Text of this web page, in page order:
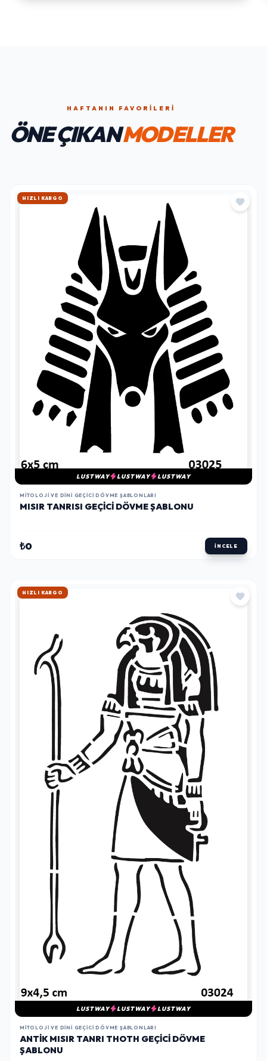
HAFTANIN FAVORILERI
ÖNE ÇIKANMODELLER
HIZLI KARGO
LUSTWAY LUSTWAY LUSTWAY
MITOLOJI VE DINI GEÇICI DÖVME ŞABLONLARI
MISIR TANRISI GEÇICI DÖVME ŞABLONU
₺0 İNCELE
HIZLI KARGO
LUSTWAY LUSTWAY LUSTWAY
MITOLOJI VE DINI GEÇICI DÖVME ŞABLONLARI
ANTIK MISIR TANRI THOTH GEÇICI DÖVME
ŞABLONU